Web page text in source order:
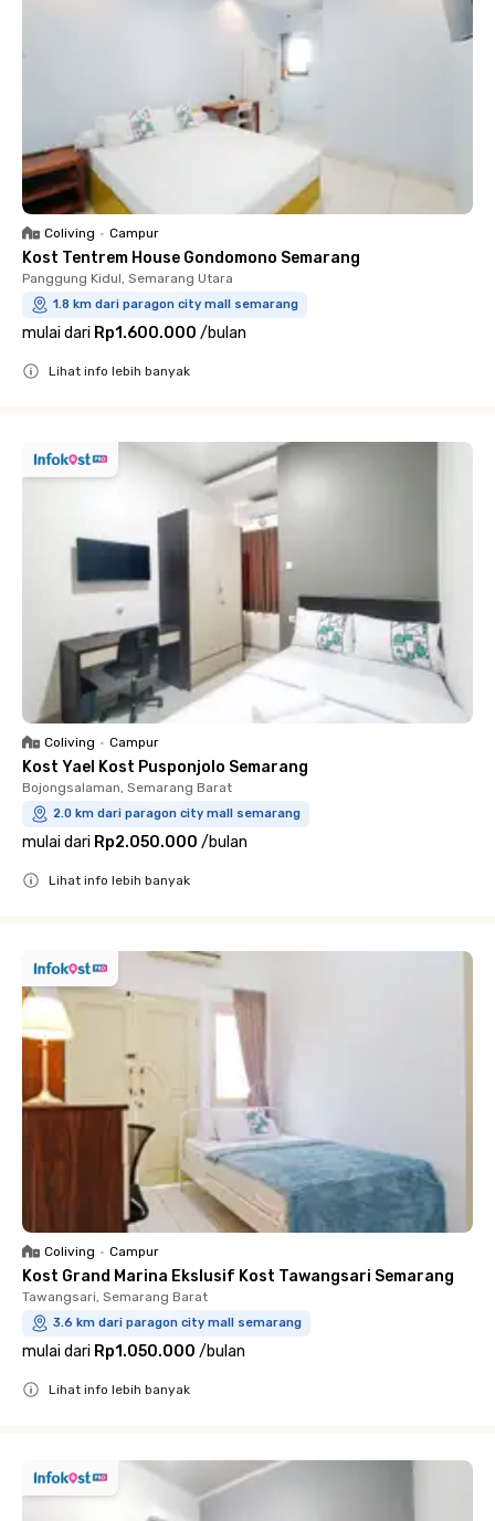
Coliving • Campur
Kost Tentrem House Gondomono Semarang
Panggung Kidul, Semarang Utara
1.8 km dari paragon city mall semarang
mulai dari Rp1.600.000 /bulan
Lihat info lebih banyak
Coliving • Campur
Kost Yael Kost Pusponjolo Semarang
Bojongsalaman, Semarang Barat
2.0 km dari paragon city mall semarang
mulai dari Rp2.050.000 /bulan
Lihat info lebih banyak
Coliving • Campur
Kost Grand Marina Ekslusif Kost Tawangsari Semarang
Tawangsari, Semarang Barat
3.6 km dari paragon city mall semarang
mulai dari Rp1.050.000 /bulan
Lihat info lebih banyak